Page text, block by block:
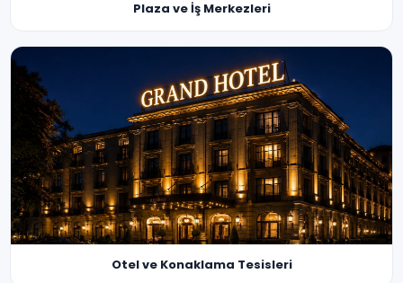
Plaza ve İş Merkezleri
Otel ve Konaklama Tesisleri